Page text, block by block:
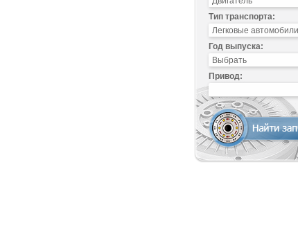
Тип транспорта:
Год выпуска:
Привод: